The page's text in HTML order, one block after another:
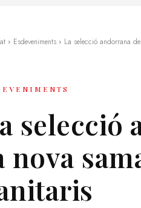
Esdeveniments La selecció andorrana
selecció
nova